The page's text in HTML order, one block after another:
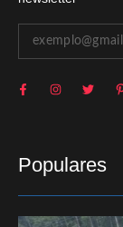
Populares